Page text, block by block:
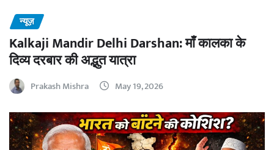
न्यूज़
Kalkaji Mandir Delhi Darshan: माँ कालका के
दिव्य दरबार की अद्भुत यात्रा
Prakash Mishra May 19, 2026